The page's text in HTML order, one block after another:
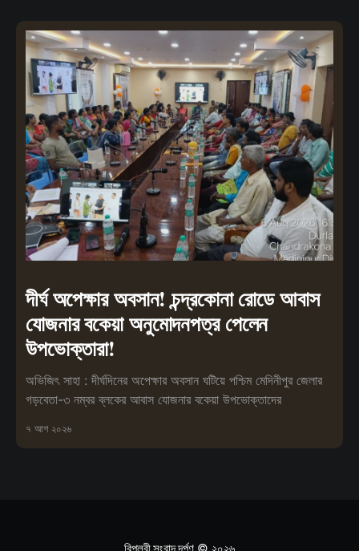
দীর্ঘ অপেক্ষার অবসান! চন্দ্রকোনা রোডে আবাস
যোজনার বকেয়া অনুমোদনপত্র পেলেন
উপভোক্তারা!
অভিজিৎ সাহা : দীর্ঘদিনের অপেক্ষার অবসান ঘটিয়ে পশ্চিম মেদিনীপুর জেলার
গড়বেতা-৩ নম্বর ব্লকের আবাস যোজনার বকেয়া উপভোক্তাদের
৭ আগ ২০২৬